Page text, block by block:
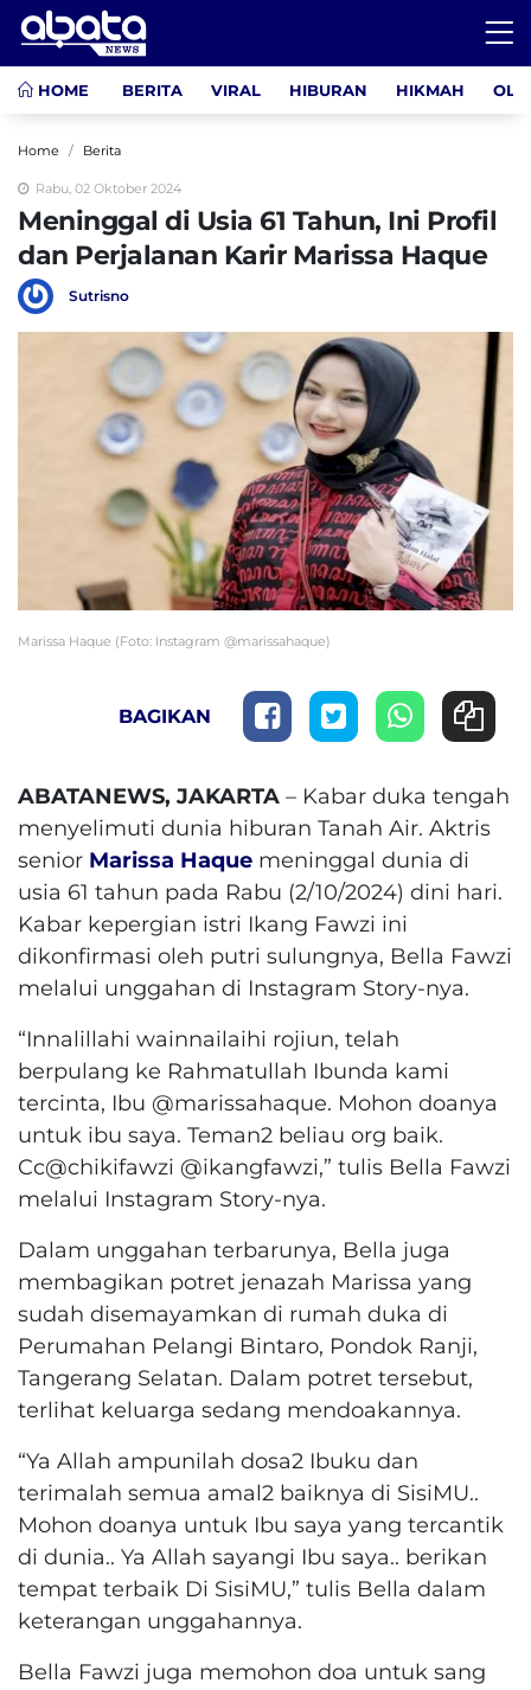
HOME BERITA VIRAL HIBURAN HIKMAH
Home Berita
Rabu, 02 Oktober 2024
Meninggal di Usia 61 Tahun, Ini Profil
dan Perjalanan Karir Marissa Haque
Sutrisno
Marissa Haque (Foto: Instagram @marissahaque)
BAGIKAN
ABATANEWS, JAKARTA – Kabar duka tengah
menyelimuti dunia hiburan Tanah Air. Aktris
senior Marissa Haque meninggal dunia di
usia 61 tahun pada Rabu (2/10/2024) dini hari.
Kabar kepergian istri Ikang Fawzi ini
dikonfirmasi oleh putri sulungnya, Bella Fawzi
melalui unggahan di Instagram Story-nya.
“Innalillahi wainnailaihi rojiun, telah
berpulang ke Rahmatullah Ibunda kami
tercinta, Ibu @marissahaque. Mohon doanya
untuk ibu saya. Teman2 beliau org baik.
Cc@chikifawzi @ikangfawzi,” tulis Bella Fawzi
melalui Instagram Story-nya.
Dalam unggahan terbarunya, Bella juga
membagikan potret jenazah Marissa yang
sudah disemayamkan di rumah duka di
Perumahan Pelangi Bintaro, Pondok Ranji,
Tangerang Selatan. Dalam potret tersebut,
terlihat keluarga sedang mendoakannya.
“Ya Allah ampunilah dosa2 Ibuku dan
terimalah semua amal2 baiknya di SisiMU..
Mohon doanya untuk Ibu saya yang tercantik
di dunia.. Ya Allah sayangi Ibu saya.. berikan
tempat terbaik Di SisiMU,” tulis Bella dalam
keterangan unggahannya.
Bella Fawzi juga memohon doa untuk sang